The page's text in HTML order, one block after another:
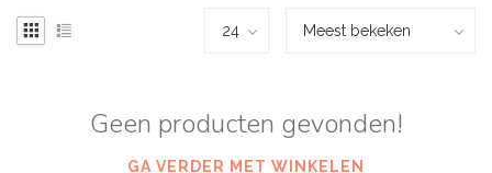
Geen producten gevonden!
GA VERDER MET WINKELEN